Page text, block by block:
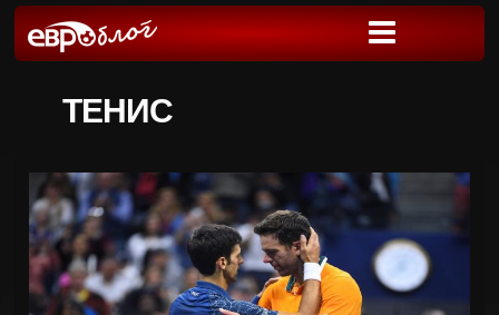
ТЕНИС